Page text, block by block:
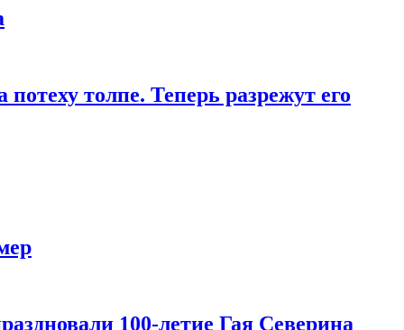
толпе. Теперь разрежут его
100-летие Гая Северина